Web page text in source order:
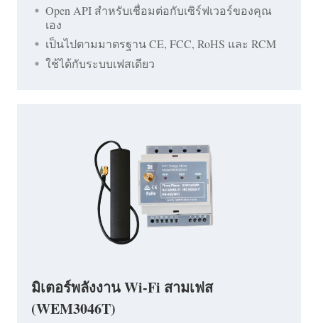
Open API สำหรับเชื่อมต่อกับเซิร์ฟเวอร์ของคุณ
เอง
เป็นไปตามมาตรฐาน CE, FCC, RoHS และ RCM
ใช้ได้กับระบบเฟสเดียว
มิเตอร์พลังงาน Wi-Fi สามเฟส
(WEM3046T)